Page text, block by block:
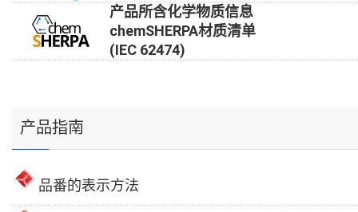
产品所含化学物质信息
chemSHERPA材质清单
(IEC 62474)
产品指南
品番的表示方法